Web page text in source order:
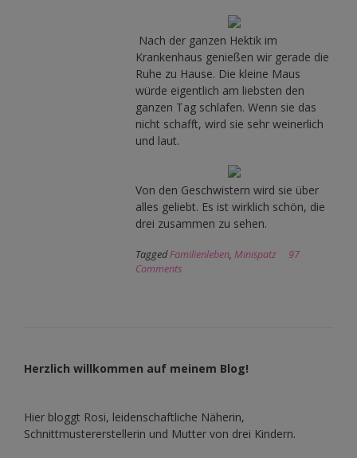
Nach der ganzen Hektik im
Krankenhaus genießen wir gerade die
Ruhe zu Hause. Die kleine Maus
würde eigentlich am liebsten den
ganzen Tag schlafen. Wenn sie das
nicht schafft, wird sie sehr weinerlich
und laut.
Von den Geschwistern wird sie über
alles geliebt. Es ist wirklich schön, die
drei zusammen zu sehen.
TaggedFamilienleben, Minispatz
97
Comments
Herzlich willkommen auf meinem Blog!
Hier bloggt Rosi, leidenschaftliche Näherin,
Schnittmustererstellerin und Mutter von drei Kindern.